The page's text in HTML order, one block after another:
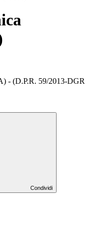
- (D.P.R. 59/2013-DGR
Condividi